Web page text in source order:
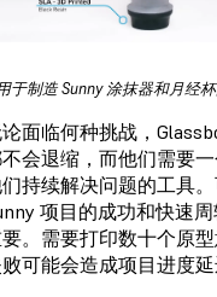
于制造 Sunny 涂抹器和月经杯
面临何种挑战，
会退缩，而他们需要
持续解决问题的工具
项目的成功和快速
。需要打印数十个原
可能会造成项目进度延